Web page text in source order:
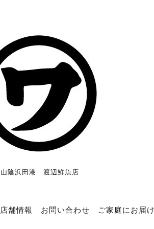
山陰浜田港 渡辺鮮魚店
店舗情報 お問い合わせ ご家庭にお届け